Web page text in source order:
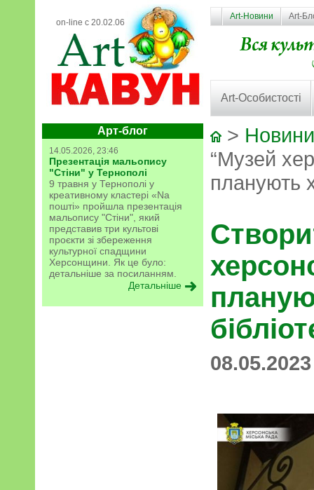
on-line с 20.02.06
Art-Новини Art-
Art-Особистості
Арт-блог
14.05.2026, 23:46
Презентація мальопису
"Стіни" у Тернополі
9 травня у Тернополі у
креативному кластері «Na
пошті» пройшла презентація
мальопису "Стіни", який
представив три культові
проєкти зі збереження
культурної спадщини
Херсонщини. Як це було:
детальніше за посиланням.
Детальніше
>
“Музей
планують